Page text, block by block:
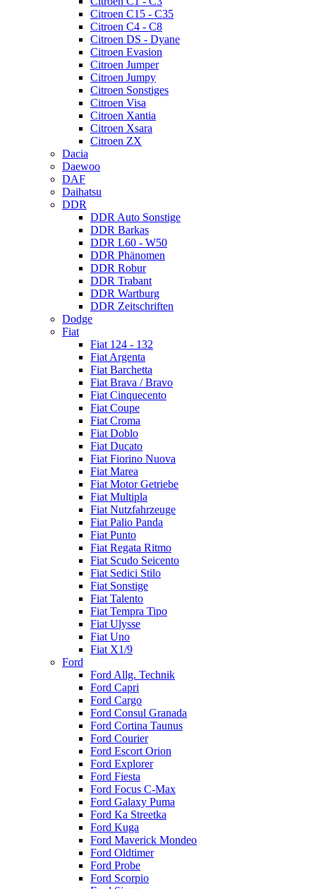
Citroen C15 - C35
Citroen C4 - C8
Citroen DS - Dyane
Citroen Evasion
Citroen Jumper
Citroen Jumpy
Citroen Sonstiges
Citroen Visa
Citroen Xantia
Citroen Xsara
Citroen ZX
Dacia
Daewoo
DAF
Daihatsu
DDR
DDR Auto Sonstige
DDR Barkas
DDR L60 - W50
DDR Phänomen
DDR Robur
DDR Trabant
DDR Wartburg
DDR Zeitschriften
Dodge
Fiat
Fiat 124 - 132
Fiat Argenta
Fiat Barchetta
Fiat Brava / Bravo
Fiat Cinquecento
Fiat Coupe
Fiat Croma
Fiat Doblo
Fiat Ducato
Fiat Fiorino Nuova
Fiat Marea
Fiat Motor Getriebe
Fiat Multipla
Fiat Nutzfahrzeuge
Fiat Palio Panda
Fiat Punto
Fiat Regata Ritmo
Fiat Scudo Seicento
Fiat Sedici Stilo
Fiat Sonstige
Fiat Talento
Fiat Tempra Tipo
Fiat Ulysse
Fiat Uno
Fiat X1/9
Ford
Ford Allg. Technik
Ford Capri
Ford Cargo
Ford Consul Granada
Ford Cortina Taunus
Ford Courier
Ford Escort Orion
Ford Explorer
Ford Fiesta
Ford Focus C-Max
Ford Galaxy Puma
Ford Ka Streetka
Ford Kuga
Ford Maverick Mondeo
Ford Oldtimer
Ford Probe
Ford Scorpio